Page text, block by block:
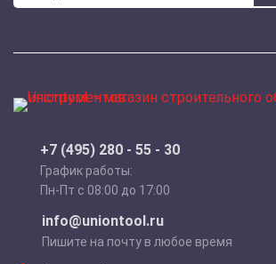
+7 (495) 280 - 55 - 30
График работы:
Пн-Пт с 08:00 до 17:00
info@uniontool.ru
Пишите на почту в любое время